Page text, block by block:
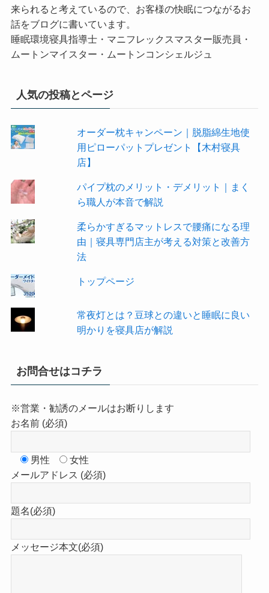
来られると考えているので、お客様の快眠につながるお
話をブログに書いています。
睡眠環境寝具指導士・マニフレックスマスター販売員・
ムートンマイスター・ムートンコンシェルジュ
人気の投稿とページ
オーダー枕キャンペーン｜脱脂綿生地使
用ピローパットプレゼント【木村寝具
店】
パイプ枕のメリット・デメリット｜まく
ら職人が本音で解説
柔らかすぎるマットレスで腰痛になる理
由｜寝具専門店主が考える対策と改善方
法
トップページ
常夜灯とは？豆球との違いと睡眠に良い
明かりを寝具店が解説
お問合せはコチラ
※営業・勧誘のメールはお断りします
お名前 (必須)
男性
女性
メールアドレス (必須)
題名(必須)
メッセージ本文(必須)